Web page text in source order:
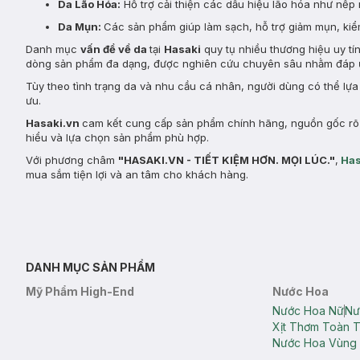
Da Lão Hóa: Hỗ trợ cải thiện các dấu hiệu lão hóa như
Da Mụn: Các sản phẩm giúp làm sạch, hỗ trợ giảm mụn,
Danh mục vấn đề về datại Hasaki quy tụ nhiều thương hiệu uy
dòng sản phẩm đa dạng, được nghiên cứu chuyên sâu nhằm
Tùy theo tình trạng da và nhu cầu cá nhân, người dùng có thể
ưu.
Hasaki.vn cam kết cung cấp sản phẩm chính hãng, nguồn gốc
hiểu và lựa chọn sản phẩm phù hợp.
Với phương châm "HASAKI.VN - TIẾT KIỆM HƠN. MỌI LÚC.",
mua sắm tiện lợi và an tâm cho khách hàng.
DANH MỤC SẢN PHẨM
Mỹ Phẩm High-End
Nước Hoa
Nước Hoa Nữ
Xịt Thơm Toàn
Nước Hoa Vùng